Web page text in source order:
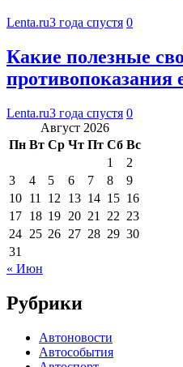
Lenta.ru3 года спустя 0
Какие полезные
противопоказания
Lenta.ru3 года спустя 0
Август 2026
Пн Вт Ср Чт Пт Сб Вс
1
2
3
4 5 6 7 8
9
10 11 12 13 14 15 16
17 18 19 20 21 22 23
24 25 26 27 28 29 30
31
« Июн
Рубрики
Автоновости
Автособытия